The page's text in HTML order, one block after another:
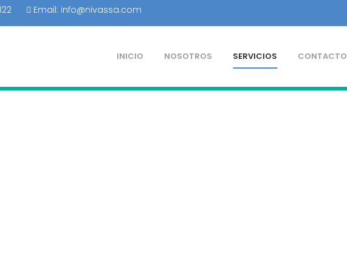
822 Email: info@nivassa.com
INICIO NOSOTROS SERVICIOS CONTACTO